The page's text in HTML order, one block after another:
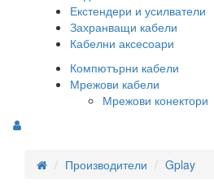
Екстендери и усилватели
Захранващи кабели
Кабелни аксесоари
Компютърни кабели
Мрежови кабели
Мрежови конектори
Производители Gplay